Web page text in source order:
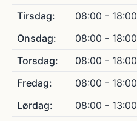
Tirsdag:
08:00 - 18:00
Onsdag:
08:00 - 18:00
Torsdag:
08:00 - 18:00
Fredag:
08:00 - 18:00
Lørdag:
08:00 - 13:00